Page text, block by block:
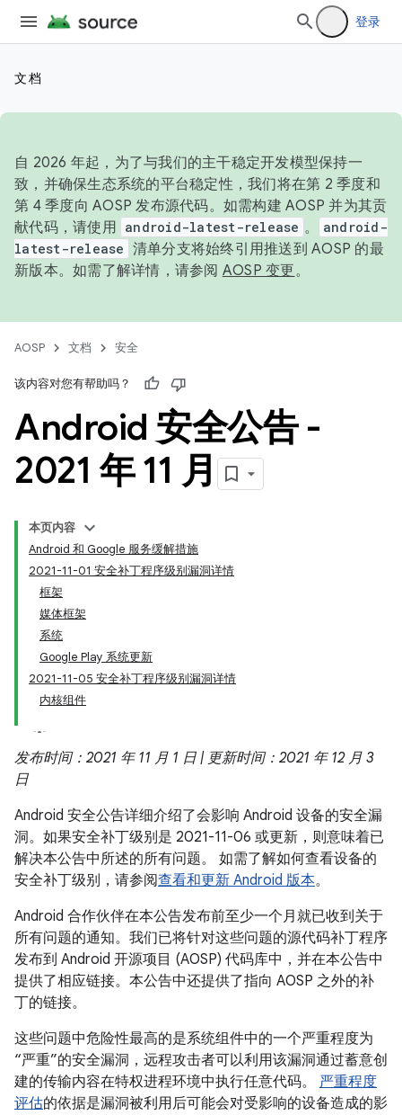
登录
文档
自 2026 年起，为了与我们的主干稳定开发模型保持一
致，并确保生态系统的平台稳定性，我们将在第 2 季度和
第 4 季度向 AOSP 发布源代码。如需构建 AOSP 并为其贡
献代码，请使用 android-latest-release 。
android-
latest-release 清单分支将始终引用推送到 AOSP 的最
新版本。如需了解详情，请参阅 AOSP 变更。
AOSP 文档 安全
该内容对您有帮助吗？
Android 安全公告 -
2021 年 11 月
本页内容
Android 和 Google 服务缓解措施
2021-11-01 安全补丁程序级别漏洞详情
框架
媒体框架
系统
Google Play 系统更新
2021-11-05 安全补丁程序级别漏洞详情
内核组件
发布时间：2021 年 11 月 1 日 | 更新时间：2021 年 12 月 3
日
Android 安全公告详细介绍了会影响 Android 设备的安全漏
洞。如果安全补丁级别是 2021-11-06 或更新，则意味着已
解决本公告中所述的所有问题。 如需了解如何查看设备的
安全补丁级别，请参阅查看和更新 Android 版本。
Android 合作伙伴在本公告发布前至少一个月就已收到关于
所有问题的通知。我们已将针对这些问题的源代码补丁程序
发布到 Android 开源项目 (AOSP) 代码库中，并在本公告中
提供了相应链接。本公告中还提供了指向 AOSP 之外的补
丁的链接。
这些问题中危险性最高的是系统组件中的一个严重程度为
“严重”的安全漏洞，远程攻击者可以利用该漏洞通过蓄意创
建的传输内容在特权进程环境中执行任意代码。 严重程度
评估的依据是漏洞被利用后可能会对受影响的设备造成的影